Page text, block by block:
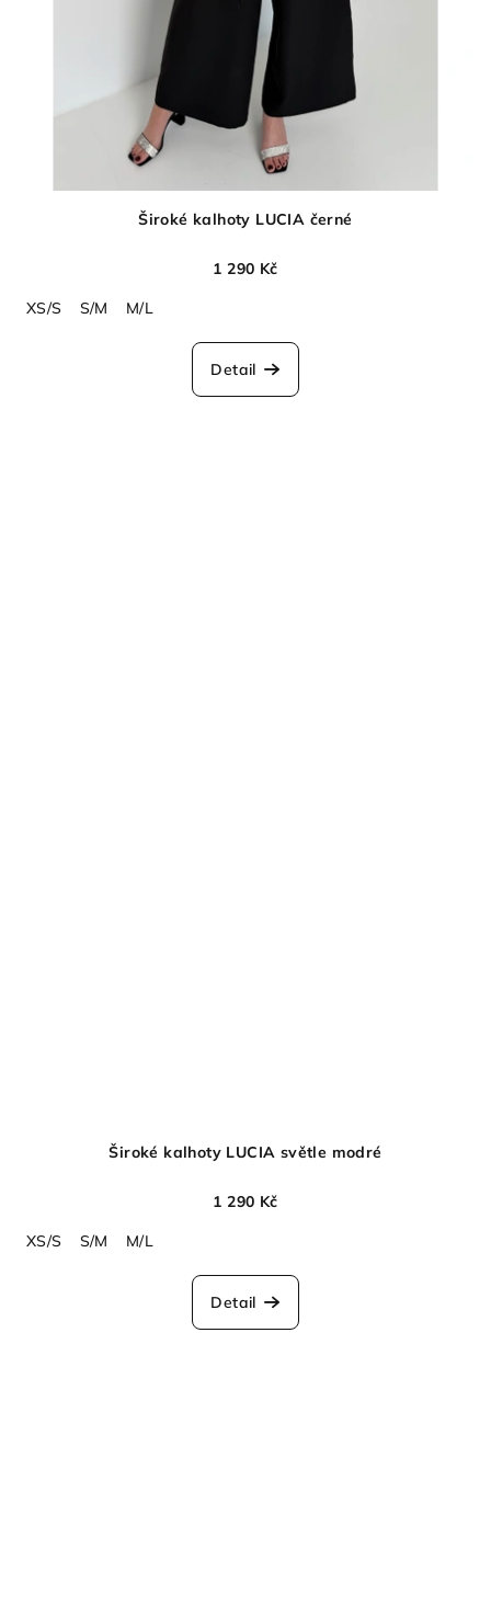
Široké kalhoty LUCIA černé
1 290 Kč
XS/S
S/M M/L
Detail
Široké kalhoty LUCIA světle modré
1 290 Kč
XS/S
S/M M/L
Detail